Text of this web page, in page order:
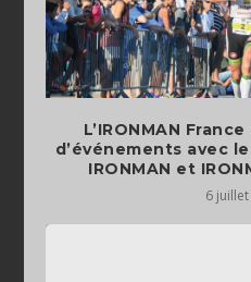
L’IRONMAN
d’événements avec
IRONMAN et
6